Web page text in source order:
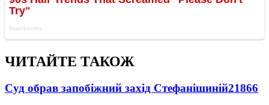
ЧИТАЙТЕ ТАКОЖ
Суд обрав запобіжний захід Стефанішиній21866